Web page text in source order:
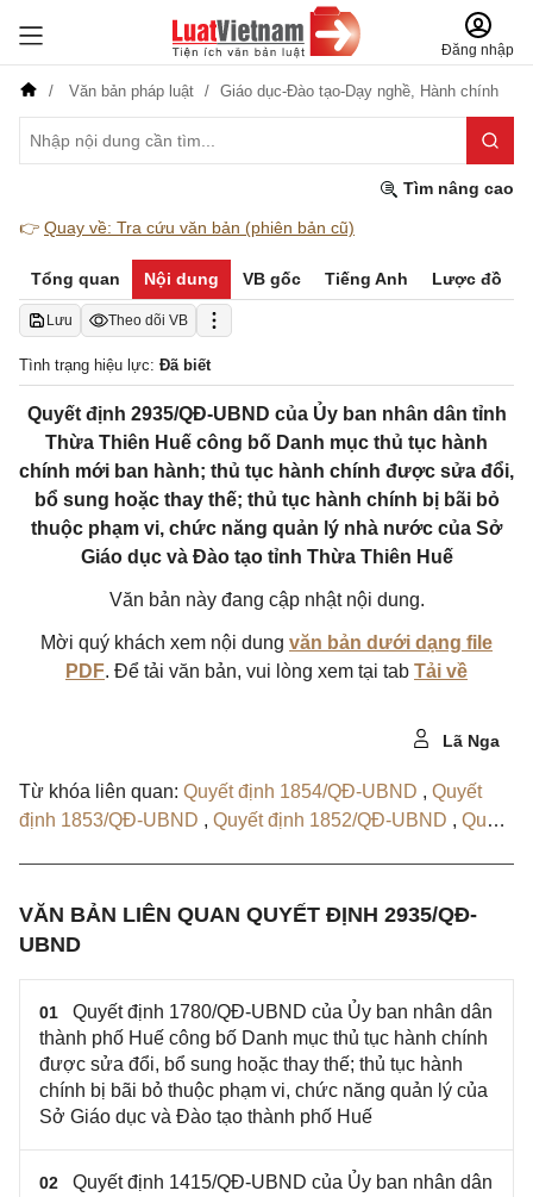
Đăng nhập
Văn bản pháp luật Giáo dục-Đào tạo-Dạy nghề, Hành chính
Tìm nâng cao
👉 Quay về: Tra cứu văn bản (phiên bản cũ)
Tổng quan Nội dung VB gốc Tiếng Anh Lược đồ
Lưu Theo dõi VB
Tình trạng hiệu lực: Đã biết
Quyết định 2935/QĐ-UBND của Ủy ban nhân dân tỉnh
Thừa Thiên Huế công bố Danh mục thủ tục hành
chính mới ban hành; thủ tục hành chính được sửa đổi,
bổ sung hoặc thay thế; thủ tục hành chính bị bãi bỏ
thuộc phạm vi, chức năng quản lý nhà nước của Sở
Giáo dục và Đào tạo tỉnh Thừa Thiên Huế
Văn bản này đang cập nhật nội dung.
Mời quý khách xem nội dung văn bản dưới dạng file
PDF. Để tải văn bản, vui lòng xem tại tab Tải về
Lã Nga
Từ khóa liên quan: Quyết định 1854/QĐ-UBND , Quyết
định 1853/QĐ-UBND , Quyết định 1852/QĐ-UBND , Quyết
VĂN BẢN LIÊN QUAN QUYẾT ĐỊNH 2935/QĐ-
UBND
01
Quyết định 1780/QĐ-UBND của Ủy ban nhân dân
thành phố Huế công bố Danh mục thủ tục hành chính
được sửa đổi, bổ sung hoặc thay thế; thủ tục hành
chính bị bãi bỏ thuộc phạm vi, chức năng quản lý của
Sở Giáo dục và Đào tạo thành phố Huế
02
Quyết định 1415/QĐ-UBND của Ủy ban nhân dân